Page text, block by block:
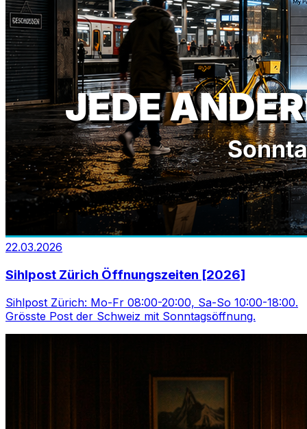
22.03.2026
Sihlpost Zürich Öffnungszeiten [2026]
Sihlpost Zürich: Mo-Fr 08:00-20:00, Sa-So 10:00-18:00.
Grösste Post der Schweiz mit Sonntagsöffnung.